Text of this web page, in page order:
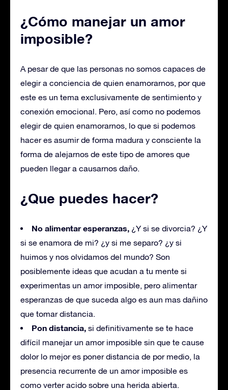
¿Cómo manejar un amor
imposible?
A pesar de que las personas no somos capaces de
elegir a conciencia de quien enamorarnos, por que
este es un tema exclusivamente de sentimiento y
conexión emocional. Pero, así como no podemos
elegir de quien enamorarnos, lo que si podemos
hacer es asumir de forma madura y consciente la
forma de alejarnos de este tipo de amores que
pueden llegar a causarnos daño.
¿Que puedes hacer?
No alimentar esperanzas, ¿Y si se divorcia? ¿Y
si se enamora de mi? ¿y si me separo? ¿y si
huimos y nos olvidamos del mundo? Son
posiblemente ideas que acudan a tu mente si
experimentas un amor imposible, pero alimentar
esperanzas de que suceda algo es aun mas dañino
que tomar distancia.
Pon distancia, si definitivamente se te hace
difícil manejar un amor imposible sin que te cause
dolor lo mejor es poner distancia de por medio, la
presencia recurrente de un amor imposible es
como verter acido sobre una herida abierta.